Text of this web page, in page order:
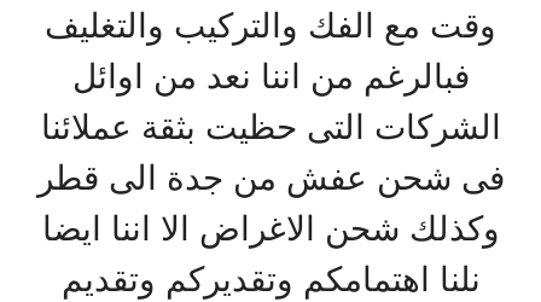
وقت مع الفك والتركيب والتغليف
فبالرغم من اننا نعد من اوائل
الشركات التى حظيت بثقة عملائنا
فى شحن عفش من جدة الى قطر
وكذلك شحن الاغراض الا اننا ايضا
نلنا اهتمامكم وتقديركم وتقديم